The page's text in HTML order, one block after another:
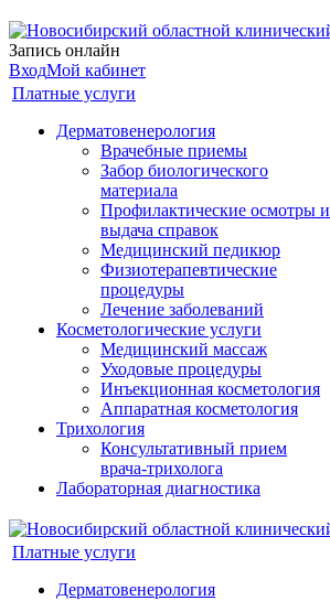
Запись онлайн
ВходМой кабинет
Платные услуги
Дерматовенерология
Врачебные приемы
Забор биологического
материала
Профилактические осмотры и
выдача справок
Медицинский педикюр
Физиотерапевтические
процедуры
Лечение заболеваний
Косметологические услуги
Медицинский массаж
Уходовые процедуры
Инъекционная косметология
Аппаратная косметология
Трихология
Консультативный прием
врача-трихолога
Лабораторная диагностика
Платные услуги
Дерматовенерология